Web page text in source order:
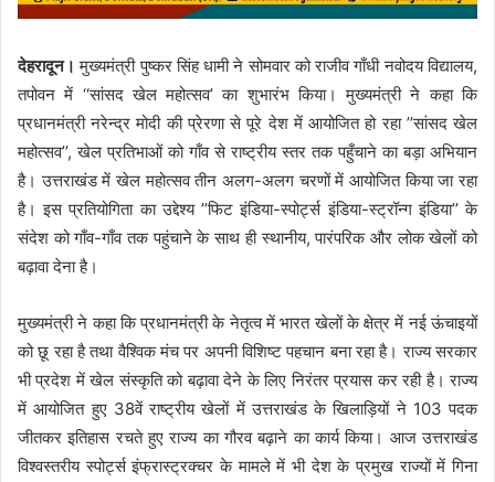
देहरादून।मुख्यमंत्री पुष्कर सिंह धामी ने सोमवार को राजीव गाँधी नवोदय विद्यालय,
तपोवन में ‘‘सांसद खेल महोत्सव’ का शुभारंभ किया। मुख्यमंत्री ने कहा कि
प्रधानमंत्री नरेन्द्र मोदी की प्रेरणा से पूरे देश में आयोजित हो रहा ’’सांसद खेल
महोत्सव’’, खेल प्रतिभाओं को गाँव से राष्ट्रीय स्तर तक पहुँचाने का बड़ा अभियान
है। उत्तराखंड में खेल महोत्सव तीन अलग-अलग चरणों में आयोजित किया जा रहा
है। इस प्रतियोगिता का उद्देश्य ’’फिट इंडिया-स्पोर्ट्स इंडिया-स्ट्रॉन्ग इंडिया’’ के
संदेश को गाँव-गाँव तक पहुंचाने के साथ ही स्थानीय, पारंपरिक और लोक खेलों को
बढ़ावा देना है।
मुख्यमंत्री ने कहा कि प्रधानमंत्री के नेतृत्व में भारत खेलों के क्षेत्र में नई ऊंचाइयों
को छू रहा है तथा वैश्विक मंच पर अपनी विशिष्ट पहचान बना रहा है। राज्य सरकार
भी प्रदेश में खेल संस्कृति को बढ़ावा देने के लिए निरंतर प्रयास कर रही है। राज्य
में आयोजित हुए 38वें राष्ट्रीय खेलों में उत्तराखंड के खिलाड़ियों ने 103 पदक
जीतकर इतिहास रचते हुए राज्य का गौरव बढ़ाने का कार्य किया। आज उत्तराखंड
विश्वस्तरीय स्पोर्ट्स इंफ्रास्ट्रक्चर के मामले में भी देश के प्रमुख राज्यों में गिना